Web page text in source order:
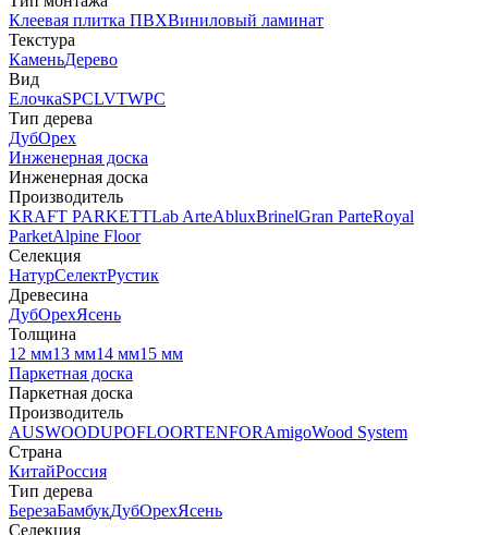
Клеевая плитка ПВХВиниловый ламинат
Текстура
КаменьДерево
Вид
ЕлочкаSPCLVTWPC
Тип дерева
ДубОрех
Инженерная доска
Инженерная доска
Производитель
KRAFT PARKETTLab ArteAbluxBrinelGran ParteRoyal
ParketAlpine Floor
Селекция
НатурСелектРустик
Древесина
ДубОрехЯсень
Толщина
12 мм13 мм14 мм15 мм
Паркетная доска
Паркетная доска
Производитель
AUSWOODUPOFLOORTENFORAmigoWood System
Страна
КитайРоссия
Тип дерева
БерезаБамбукДубОрехЯсень
Селекция